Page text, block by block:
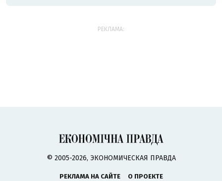
РЕКЛАМА:
© 2005-2026, ЭКОНОМИЧЕСКАЯ ПРАВДА
РЕКЛАМА НА САЙТЕ
О ПРОЕКТЕ